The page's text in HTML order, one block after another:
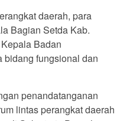
daerah, para
Bagian Setda Kab.
Badan
bidang fungsional dan
penandatanganan
lintas perangkat daerah